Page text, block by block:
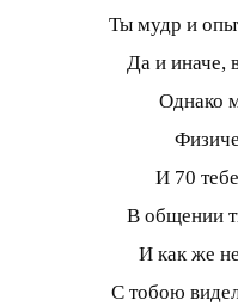
Ты мудр и
Да и иначе,
Однако
И 70
В общении
И как же
С тобою